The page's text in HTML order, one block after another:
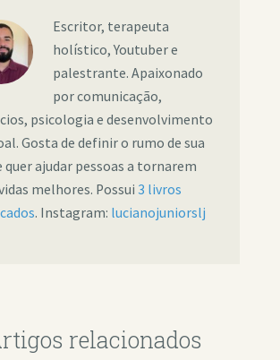
Escritor, terapeuta
holístico, Youtuber e
palestrante. Apaixonado
por comunicação,
psicologia e desenvolvimento
Gosta de definir o rumo de sua
quer ajudar pessoas a tornarem
melhores. Possui 3 livros
. Instagram: lucianojuniorslj
relacionados